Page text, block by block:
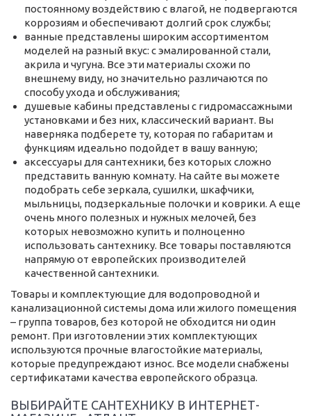
постоянному воздействию с влагой, не подвергаются
коррозиям и обеспечивают долгий срок службы;
ванные представлены широким ассортиментом
моделей на разный вкус: с эмалированной стали,
акрила и чугуна. Все эти материалы схожи по
внешнему виду, но значительно различаются по
способу ухода и обслуживания;
душевые кабины представлены с гидромассажными
установками и без них, классический вариант. Вы
наверняка подберете ту, которая по габаритам и
функциям идеально подойдет в вашу ванную;
аксессуары для сантехники, без которых сложно
представить ванную комнату. На сайте вы можете
подобрать себе зеркала, сушилки, шкафчики,
мыльницы, подзеркальные полочки и коврики. А еще
очень много полезных и нужных мелочей, без
которых невозможно купить и полноценно
использовать сантехнику. Все товары поставляются
напрямую от европейских производителей
качественной сантехники.
Товары и комплектующие для водопроводной и
канализационной системы дома или жилого помещения
– группа товаров, без которой не обходится ни один
ремонт. При изготовлении этих комплектующих
используются прочные влагостойкие материалы,
которые предупреждают износ. Все модели снабжены
сертификатами качества европейского образца.
ВЫБИРАЙТЕ САНТЕХНИКУ В ИНТЕРНЕТ-